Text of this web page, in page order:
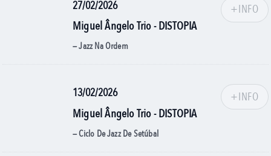
27/02/2026
Miguel Ângelo Trio - DISTOPIA
— Jazz Na Ordem
+INFO
13/02/2026
Miguel Ângelo Trio - DISTOPIA
— Ciclo De Jazz De Setúbal
+INFO